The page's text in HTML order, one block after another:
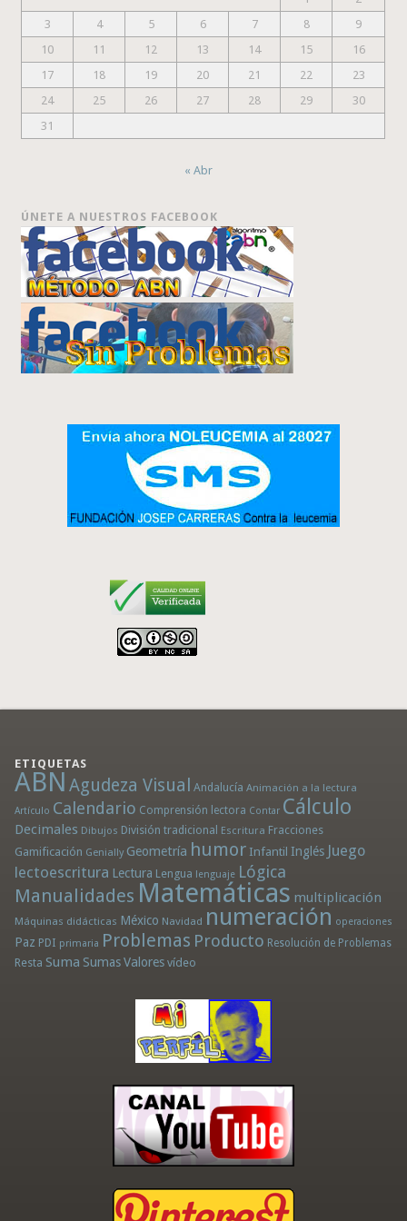
3
4 5 6 7 8
9
10
11 12 13 14 15
16
17
18 19 20 21 22
23
24
25 26 27 28 29
30
31
« Abr
ÚNETE A NUESTROS FACEBOOK
ETIQUETAS
ABN Agudeza Visual Andalucía Animación a la lectura
Artículo Calendario Comprensión lectora Contar Cálculo
Decimales Dibujos División tradicional Escritura Fracciones
Gamificación Genially Geometría humor Infantil Inglés Juego
lectoescritura Lectura Lengua lenguaje Lógica
Manualidades Matemáticas multiplicación
Máquinas didácticas México Navidad numeración operaciones
Paz PDI primaria Problemas Producto Resolución de Problemas
Resta Suma Sumas Valores vídeo